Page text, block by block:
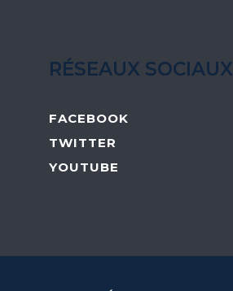
RÉSEAUX SOCIAUX
FACEBOOK
TWITTER
YOUTUBE